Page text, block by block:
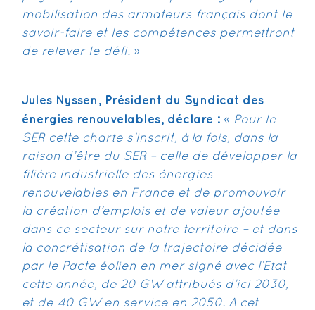
mobilisation des armateurs français dont le
savoir-faire et les compétences permettront
de relever le défi. »
Jules Nyssen, Président du Syndicat des
énergies renouvelables, déclare : « Pour le
SER cette charte s’inscrit, à la fois, dans la
raison d’être du SER – celle de développer la
filière industrielle des énergies
renouvelables en France et de promouvoir
la création d’emplois et de valeur ajoutée
dans ce secteur sur notre territoire – et dans
la concrétisation de la trajectoire décidée
par le Pacte éolien en mer signé avec l’Etat
cette année, de 20 GW attribués d’ici 2030,
et de 40 GW en service en 2050. A cet